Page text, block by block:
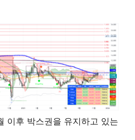
이후 박스권을 유지하고 있는